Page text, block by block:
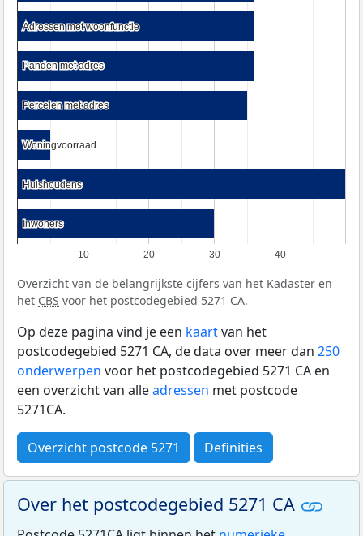
10 20 30 40
Adressen met woonfunctie
Adressen met woonfunctie
Panden met adres
Panden met adres
Percelen met adres
Percelen met adres
Woningvoorraad
Woningvoorraad
Huishoudens
Huishoudens
Inwoners
Inwoners
Overzicht van de belangrijkste cijfers van het Kadaster en
het CBS voor het postcodegebied 5271 CA.
Op deze pagina vind je een kaartvan het
postcodegebied 5271 CA, de data over meer dan 250
onderwerpen voor het postcodegebied 5271 CA en
een overzicht van alleadressen met postcode
5271CA.
Overzicht postcode 5271 Definities
Over het postcodegebied 5271 CA